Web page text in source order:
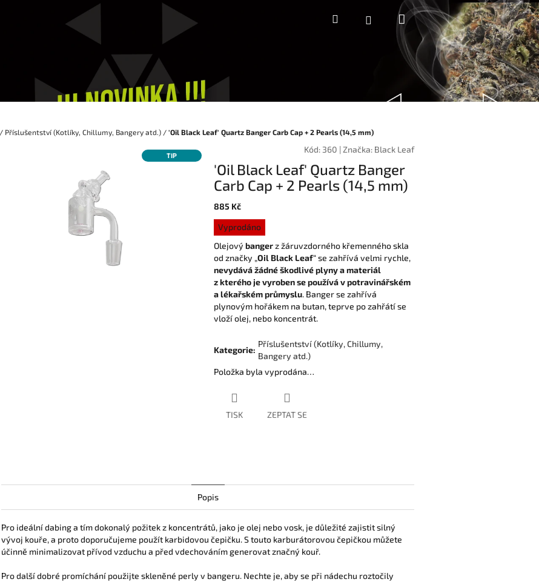
HledatPřihlášeníNákupní
košík
/ Příslušentství (Kotlíky, Chillumy, Bangery atd.) / 'Oil Black Leaf' Quartz Banger Carb Cap + 2 Pearls (14,5 mm)
TIP
Kód: 360 |Značka: Black Leaf
'Oil Black Leaf' Quartz Banger
Carb Cap + 2 Pearls (14,5 mm)
885 Kč
Měrná
cena:
Vyprodáno
Olejový bangerz žáruvzdorného křemenného skla
od značky „Oil Black Leaf“ se zahřívá velmi rychle,
nevydává žádné škodlivé plyny a materiál
z kterého je vyroben se používá v potravinářském
a lékařském průmyslu. Banger se zahřívá
plynovým hořákem na butan, teprve po zahřátí se
vloží olej, nebo koncentrát.
Kategorie:
Příslušentství (Kotlíky, Chillumy,
Bangery atd.)
Položka byla vyprodána…
TISK ZEPTAT SE
Popis
Pro ideální dabing a tím dokonalý požitek z koncentrátů, jako je olej nebo vosk, je důležité zajistit silný
vývoj kouře, a proto doporučujeme použít karbidovou čepičku. S touto karburátorovou čepičkou můžete
účinně minimalizovat přívod vzduchu a před vdechováním generovat značný kouř.
Pro další dobré promíchání použijte skleněné perly v bangeru. Nechte je, aby se při nádechu roztočily